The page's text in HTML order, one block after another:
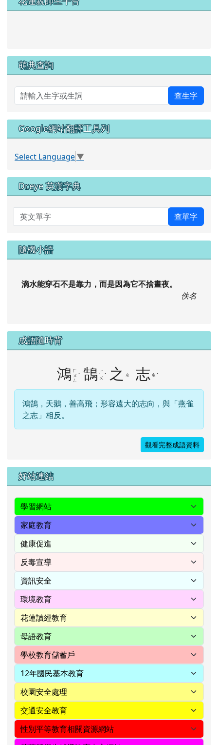
萌典查詢
查生字
Google網站翻譯工具列
Select Language▼
Dr.eye 英漢字典
英文單字 查單字
隨機小語
滴水能穿石不是靠力，而是因為它不捨晝夜。
佚名
成語隨時背
鴻 ㄏ
ㄨ
ㄥ
ˊ 鵠 ㄏ
ㄨ ˊ 之 ㄓ 志 ㄓ ˋ
鴻鵠，天鵝，善高飛；形容遠大的志向，與「燕雀
之志」相反。
觀看完整成語資料
右邊區域內容
好站連結